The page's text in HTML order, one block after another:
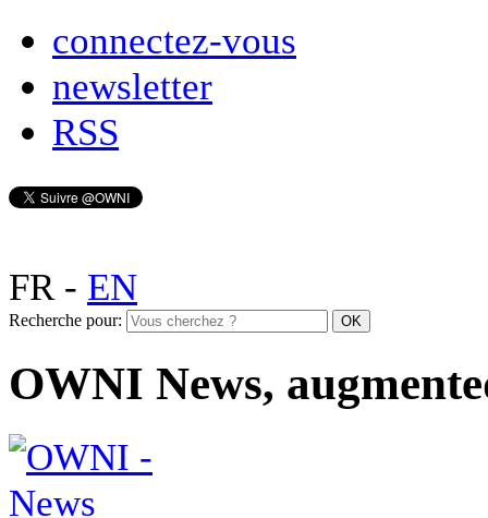
connectez-vous
newsletter
RSS
FR- EN
Recherche pour:
OWNI News,